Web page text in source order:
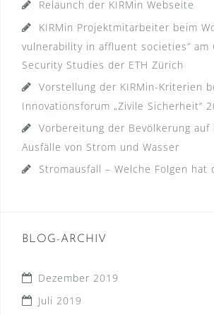
Relaunch der KIRMin Webseite
KIRMin Projektmitarbeiter beim
vulnerability in affluent societies” am
Security Studies der ETH Zürich
Vorstellung der KIRMin-Kriterien
Innovationsforum „Zivile Sicherheit“
Vorbereitung der Bevölkerung auf
Ausfälle von Strom und Wasser
Stromausfall – Welche Folgen hat
BLOG-ARCHIV
Dezember 2019
Juli 2019